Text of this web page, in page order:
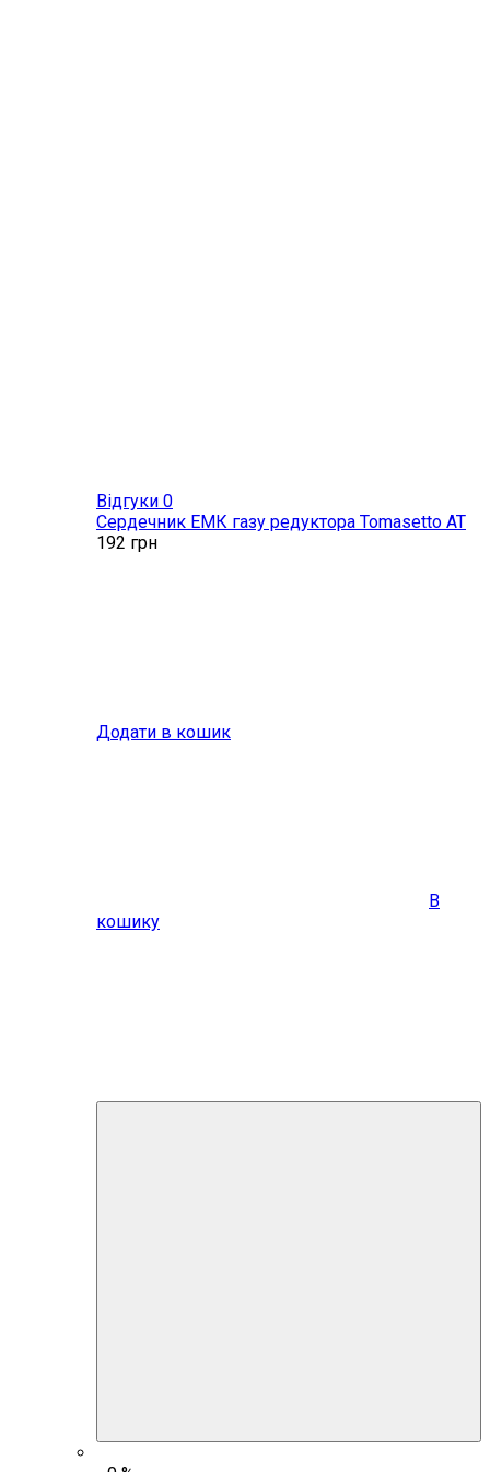
Відгуки 0
Сердечник ЕМК газу редуктора Tomasetto AT
192 грн
Додати в кошик
В
кошику